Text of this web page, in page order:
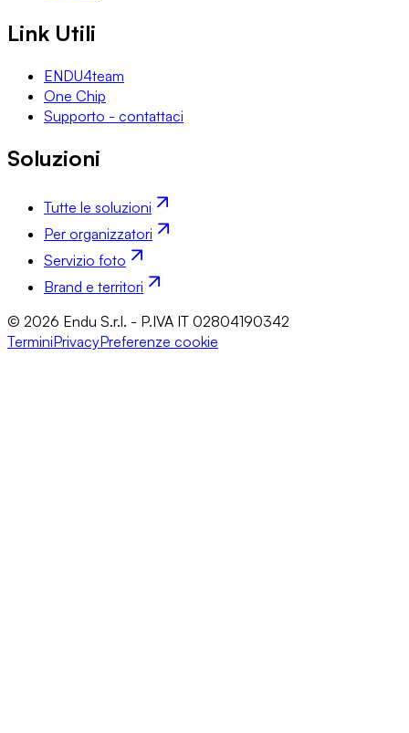
Link Utili
ENDU4team
One Chip
Supporto - contattaci
Soluzioni
Tutte le soluzioni
Per organizzatori
Servizio foto
Brand e territori
© 2026 Endu S.r.l. - P.IVA IT 02804190342
TerminiPrivacyPreferenze cookie